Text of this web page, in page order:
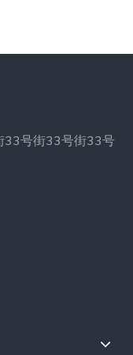
33号街33号街33号